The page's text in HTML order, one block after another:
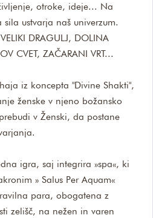
otroke, ideje... Na
ustvarja naš univerzum.
DRAGULJ, DOLINA
CVET, ZAČARANI VRT...
iz koncepta "Divine Shakti",
ženske v njeno božansko
v Ženski, da postane
igra, saj integrira »spa«, ki
» Salus Per Aquam«
para, obogatena z
zelišč, na nežen in varen